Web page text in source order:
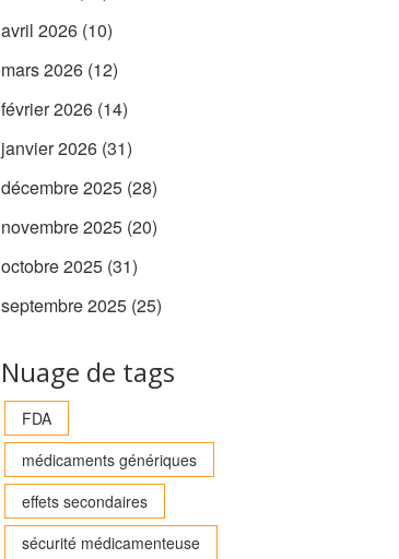
avril 2026 (10)
mars 2026 (12)
février 2026 (14)
janvier 2026 (31)
décembre 2025 (28)
novembre 2025 (20)
octobre 2025 (31)
septembre 2025 (25)
Nuage de tags
FDA
médicaments génériques
effets secondaires
sécurité médicamenteuse